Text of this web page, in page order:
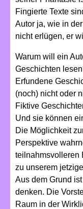
Fingierte Texte
Autor ja, wie in der
nicht erlügen, er
Warum will ein
Geschichten
Erfundene
(noch) nicht oder
Fiktive
Und sie können
Die Möglichkeit
Perspektive
teilnahmsvolleren
zu unserem
Aus dem Grund
denken. Die
Raum in der